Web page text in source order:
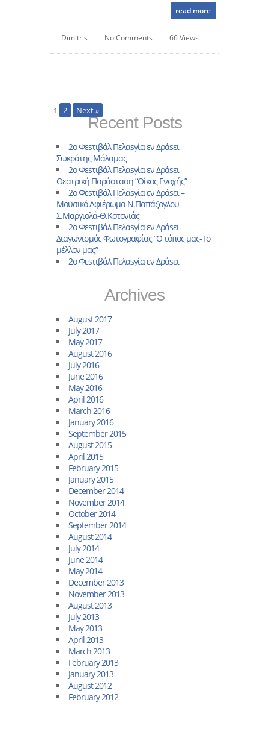
read more
Dimitris No Comments 66 Views
1 2 Next »
Recent Posts
2ο Φεsτιβάλ Πελαsγία εν Δράsει-
Σωκράτης Μάλαμας
2ο Φεsτιβάλ Πελαsγία εν Δράsει –
Θεατρική Παράσταση ”Οίκος Ενοχής”
2ο Φεsτιβάλ Πελαsγία εν Δράsει –
Μουσικό Αφιέρωμα Ν.Παπάζογλου-
Σ.Μαργιολά-Θ.Κοτονιάς
2o Φεsτιβάλ Πελαsγία εν Δράsει-
Διαγωνισμός Φωτογραφίας ”Ο τόπος μας-Το
μέλλον μας”
2ο Φεsτιβάλ Πελαsγία εν Δράsει
Archives
August 2017
July 2017
May 2017
August 2016
July 2016
June 2016
May 2016
April 2016
March 2016
January 2016
September 2015
August 2015
April 2015
February 2015
January 2015
December 2014
November 2014
October 2014
September 2014
August 2014
July 2014
June 2014
May 2014
December 2013
November 2013
August 2013
July 2013
May 2013
April 2013
March 2013
February 2013
January 2013
August 2012
February 2012